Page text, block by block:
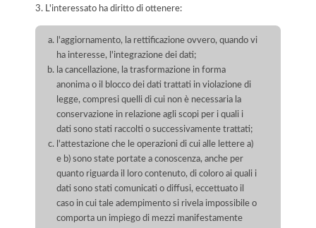
3. L'interessato ha diritto di ottenere:
l'aggiornamento, la rettificazione ovvero, quando vi
ha interesse, l'integrazione dei dati;
la cancellazione, la trasformazione in forma
anonima o il blocco dei dati trattati in violazione di
legge, compresi quelli di cui non è necessaria la
conservazione in relazione agli scopi per i quali i
dati sono stati raccolti o successivamente trattati;
l'attestazione che le operazioni di cui alle lettere a)
e b) sono state portate a conoscenza, anche per
quanto riguarda il loro contenuto, di coloro ai quali i
dati sono stati comunicati o diffusi, eccettuato il
caso in cui tale adempimento si rivela impossibile o
comporta un impiego di mezzi manifestamente